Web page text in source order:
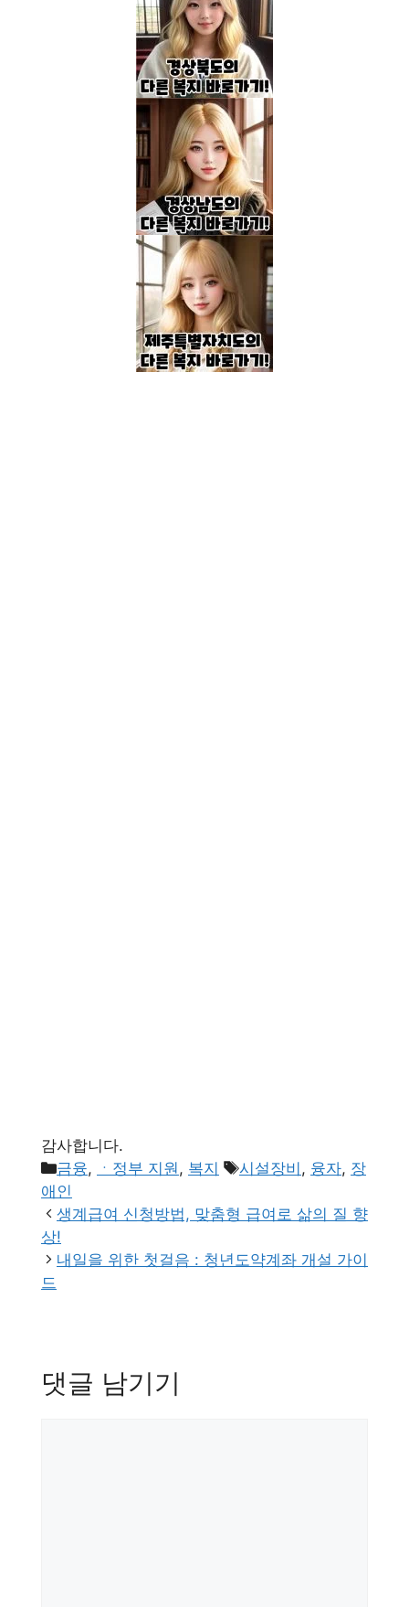
감사합니다.
카
테
고
리
금융, ㆍ정부 지원, 복지
태
시설장비, 융자, 장
애인
생계급여 신청방법, 맞춤형 급여로 삶의 질 향
상!
내일을 위한 첫걸음 : 청년도약계좌 개설 가이
드
댓글 남기기